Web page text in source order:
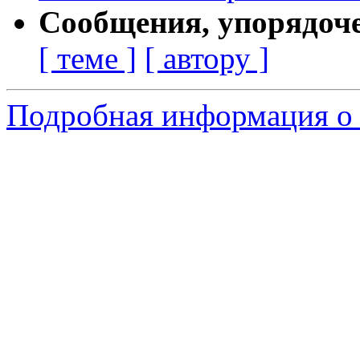
Сообщения,
[ теме ] [ автору ]
Подробная информация